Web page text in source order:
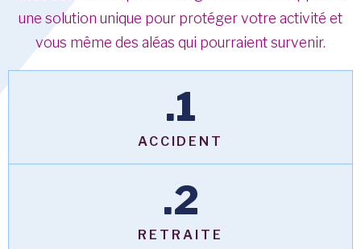
une solution unique pour protéger votre activité et
vous même des aléas qui pourraient survenir.
.1
ACCIDENT
.2
RETRAITE